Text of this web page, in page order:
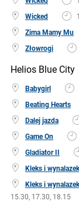
Wicked
Zima Mamy Mu
Złowrogi
Helios Blue City
Babygirl
Beating Hearts
Dalej jazda
Game On
Gladiator II
Kleks i
Kleks i
15.30, 17.30, 18.15